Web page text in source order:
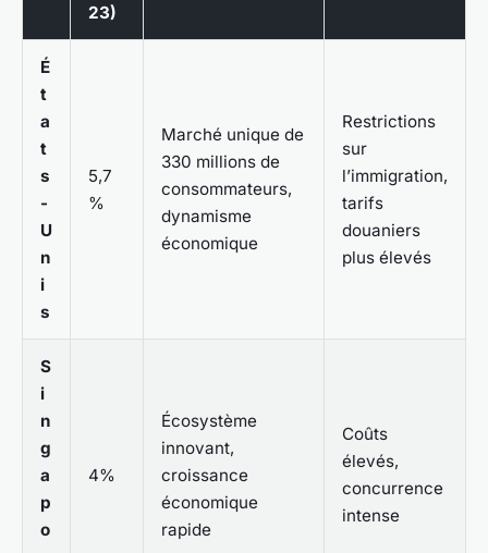
23)
É
t
a
t
s
-
U
n
i
s
5,7
%
Marché unique de
330 millions de
consommateurs,
dynamisme
économique
Restrictions
sur
l’immigration,
tarifs
douaniers
plus élevés
S
i
n
g
a
p
o
4%
Écosystème
innovant,
croissance
économique
rapide
Coûts
élevés,
concurrence
intense